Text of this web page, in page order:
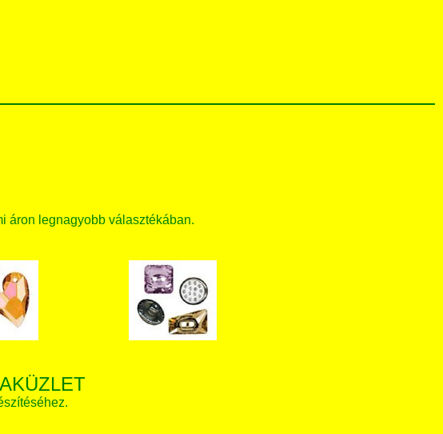
áron legnagyobb választékában.